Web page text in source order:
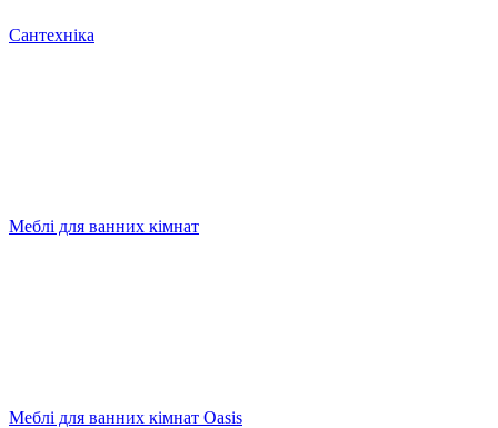
Сантехніка
Меблі для ванних кімнат
Меблі для ванних кімнат Oasis